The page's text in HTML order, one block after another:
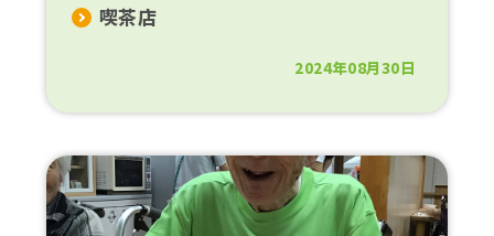
喫茶店
2024年08月30日